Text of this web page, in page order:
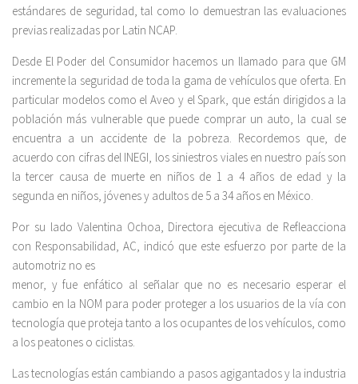
estándares de seguridad, tal como lo demuestran las evaluaciones
previas realizadas por Latin NCAP.
Desde El Poder del Consumidor hacemos un llamado para que GM
incremente la seguridad de toda la gama de vehículos que oferta. En
particular modelos como el Aveo y el Spark, que están dirigidos a la
población más vulnerable que puede comprar un auto, la cual se
encuentra a un accidente de la pobreza. Recordemos que, de
acuerdo con cifras del INEGI, los siniestros viales en nuestro país son
la tercer causa de muerte en niños de 1 a 4 años de edad y la
segunda en niños, jóvenes y adultos de 5 a 34 años en México.
Por su lado Valentina Ochoa, Directora ejecutiva de Refleacciona
con Responsabilidad, AC, indicó que este esfuerzo por parte de la
automotriz no es
menor, y fue enfático al señalar que no es necesario esperar el
cambio en la NOM para poder proteger a los usuarios de la vía con
tecnología que proteja tanto a los ocupantes de los vehículos, como
a los peatones o ciclistas.
Las tecnologías están cambiando a pasos agigantados y la industria